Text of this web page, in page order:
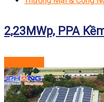
2,23MWp, PPA